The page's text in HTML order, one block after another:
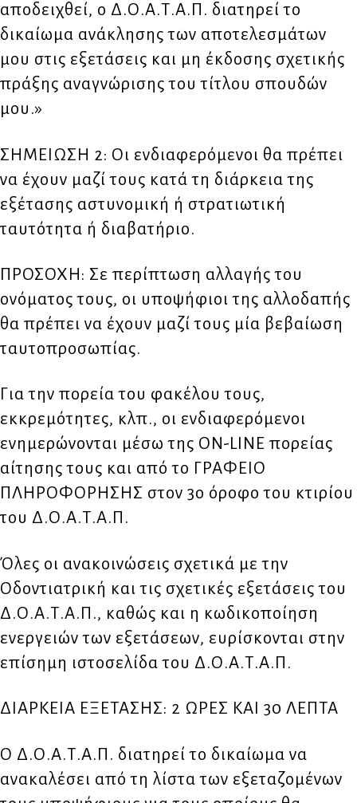
αποδειχθεί, ο Δ.Ο.Α.Τ.Α.Π. διατηρεί το
δικαίωμα ανάκλησης των αποτελεσμάτων
μου στις εξετάσεις και μη έκδοσης σχετικής
πράξης αναγνώρισης του τίτλου σπουδών
μου.»
ΣΗΜΕΙΩΣΗ 2: Οι ενδιαφερόμενοι θα πρέπει
να έχουν μαζί τους κατά τη διάρκεια της
εξέτασης αστυνομική ή στρατιωτική
ταυτότητα ή διαβατήριο.
ΠΡΟΣΟΧΗ: Σε περίπτωση αλλαγής του
ονόματος τους, οι υποψήφιοι της αλλοδαπής
θα πρέπει να έχουν μαζί τους μία βεβαίωση
ταυτοπροσωπίας.
Για την πορεία του φακέλου τους,
εκκρεμότητες, κλπ., οι ενδιαφερόμενοι
ενημερώνονται μέσω της ON-LINE πορείας
αίτησης τους και από το ΓΡΑΦΕΙΟ
ΠΛΗΡΟΦΟΡΗΣΗΣ στον 3ο όροφο του κτιρίου
του Δ.Ο.Α.Τ.Α.Π.
Όλες οι ανακοινώσεις σχετικά με την
Οδοντιατρική και τις σχετικές εξετάσεις του
Δ.Ο.Α.Τ.Α.Π., καθώς και η κωδικοποίηση
ενεργειών των εξετάσεων, ευρίσκονται στην
επίσημη ιστοσελίδα του Δ.Ο.Α.Τ.Α.Π.
ΔΙΑΡΚΕΙΑ ΕΞΕΤΑΣΗΣ: 2 ΩΡΕΣ ΚΑΙ 30 ΛΕΠΤΑ
Ο Δ.Ο.Α.Τ.Α.Π. διατηρεί το δικαίωμα να
ανακαλέσει από τη λίστα των εξεταζομένων